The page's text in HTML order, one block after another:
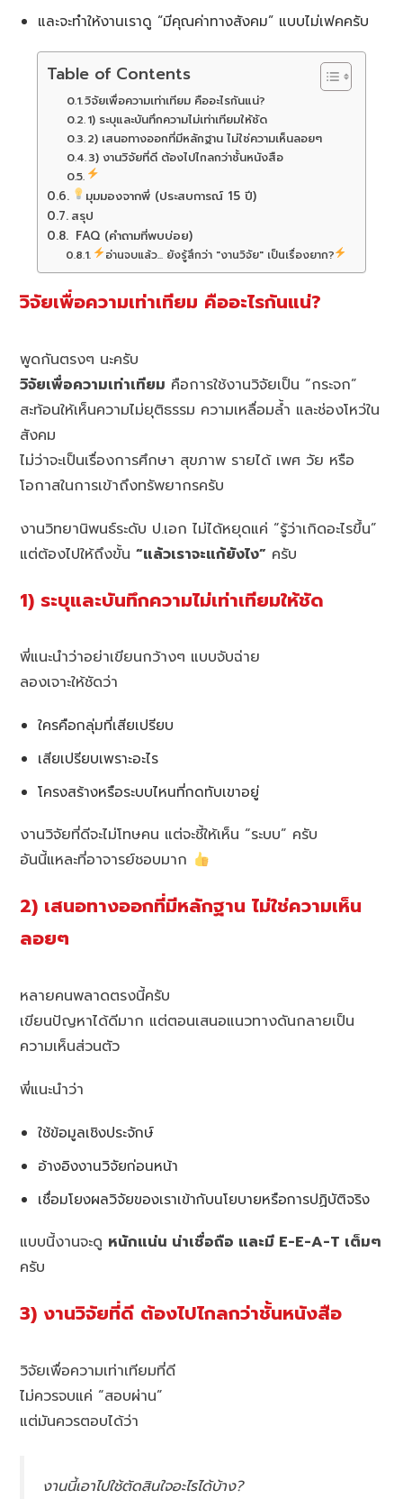
และจะทำให้งานเราดู “มีคุณค่าทางสังคม” แบบไม่เฟคครับ
Table of Contents
วิจัยเพื่อความเท่าเทียม คืออะไรกันแน่?
1) ระบุและบันทึกความไม่เท่าเทียมให้ชัด
2) เสนอทางออกที่มีหลักฐาน ไม่ใช่ความเห็นลอยๆ
3) งานวิจัยที่ดี ต้องไปไกลกว่าชั้นหนังสือ
มุมมองจากพี่ (ประสบการณ์ 15 ปี)
สรุป
FAQ (คำถามที่พบบ่อย)
อ่านจบแล้ว... ยังรู้สึกว่า "งานวิจัย" เป็นเรื่องยาก?
วิจัยเพื่อความเท่าเทียม คืออะไรกันแน่?
พูดกันตรงๆ นะครับ
วิจัยเพื่อความเท่าเทียม คือการใช้งานวิจัยเป็น “กระจก”
สะท้อนให้เห็นความไม่ยุติธรรม ความเหลื่อมล้ำ และช่องโหว่ใน
สังคม
ไม่ว่าจะเป็นเรื่องการศึกษา สุขภาพ รายได้ เพศ วัย หรือ
โอกาสในการเข้าถึงทรัพยากรครับ
งานวิทยานิพนธ์ระดับ ป.เอก ไม่ได้หยุดแค่ “รู้ว่าเกิดอะไรขึ้น”
แต่ต้องไปให้ถึงขั้น“แล้วเราจะแก้ยังไง” ครับ
1) ระบุและบันทึกความไม่เท่าเทียมให้ชัด
พี่แนะนำว่าอย่าเขียนกว้างๆ แบบจับฉ่าย
ลองเจาะให้ชัดว่า
ใครคือกลุ่มที่เสียเปรียบ
เสียเปรียบเพราะอะไร
โครงสร้างหรือระบบไหนที่กดทับเขาอยู่
งานวิจัยที่ดีจะไม่โทษคน แต่จะชี้ให้เห็น “ระบบ” ครับ
อันนี้แหละที่อาจารย์ชอบมาก
2) เสนอทางออกที่มีหลักฐาน ไม่ใช่ความเห็น
ลอยๆ
หลายคนพลาดตรงนี้ครับ
เขียนปัญหาได้ดีมาก แต่ตอนเสนอแนวทางดันกลายเป็น
ความเห็นส่วนตัว
พี่แนะนำว่า
ใช้ข้อมูลเชิงประจักษ์
อ้างอิงงานวิจัยก่อนหน้า
เชื่อมโยงผลวิจัยของเราเข้ากับนโยบายหรือการปฏิบัติจริง
แบบนี้งานจะดู หนักแน่น น่าเชื่อถือ และมี E-E-A-T เต็มๆ
ครับ
3) งานวิจัยที่ดี ต้องไปไกลกว่าชั้นหนังสือ
วิจัยเพื่อความเท่าเทียมที่ดี
ไม่ควรจบแค่ “สอบผ่าน”
แต่มันควรตอบได้ว่า
งานนี้เอาไปใช้ตัดสินใจอะไรได้บ้าง?